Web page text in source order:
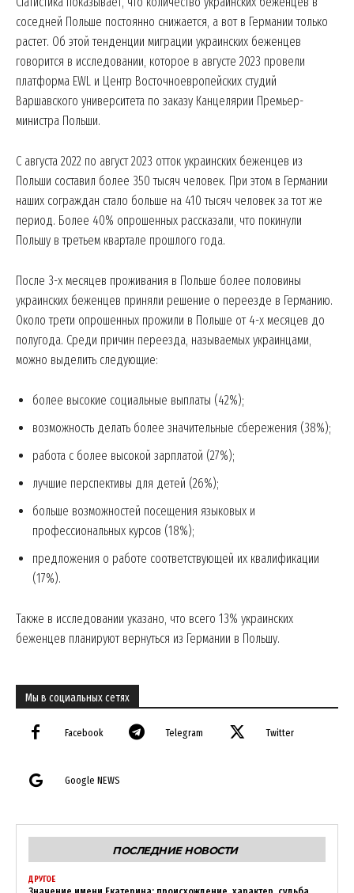
News Week
соседней Польше постоянно снижается, а вот в Германии только
растет. Об этой тенденции миграции украинских беженцев
говорится в исследовании, которое в августе 2023 провели
платформа EWL и Центр Восточноевропейских студий
Варшавского университета по заказу Канцелярии Премьер-
министра Польши.
С августа 2022 по август 2023 отток украинских беженцев из
Польши составил более 350 тысяч человек. При этом в Германии
наших сограждан стало больше на 410 тысяч человек за тот же
период. Более 40% опрошенных рассказали, что покинули
Польшу в третьем квартале прошлого года.
После 3-х месяцев проживания в Польше более половины
украинских беженцев приняли решение о переезде в Германию.
Около трети опрошенных прожили в Польше от 4-х месяцев до
полугода. Среди причин переезда, называемых украинцами,
можно выделить следующие:
более высокие социальные выплаты (42%);
возможность делать более значительные сбережения (38%);
работа с более высокой зарплатой (27%);
лучшие перспективы для детей (26%);
больше возможностей посещения языковых и
профессиональных курсов (18%);
предложения о работе соответствующей их квалификации
(17%).
Также в исследовании указано, что всего 13% украинских
беженцев планируют вернуться из Германии в Польшу.
Мы в социальных сетях
Facebook Telegram Twitter
Google NEWS
ПОСЛЕДНИЕ НОВОСТИ
ДРУГОЕ